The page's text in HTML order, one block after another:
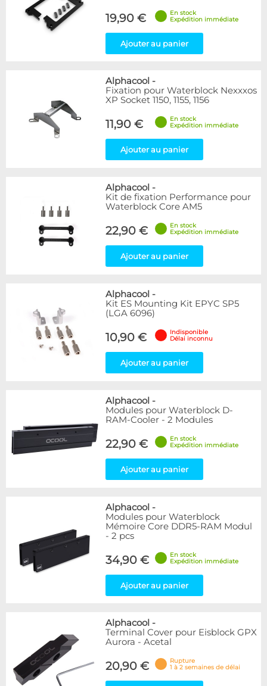
19,90 €
En stock
Expédition immédiate
Ajouter au panier
Alphacool -
Fixation pour Waterblock Nexxxos
XP Socket 1150, 1155, 1156
11,90 €
En stock
Expédition immédiate
Ajouter au panier
Alphacool -
Kit de fixation Performance pour
Waterblock Core AM5
22,90 €
En stock
Expédition immédiate
Ajouter au panier
Alphacool -
Kit ES Mounting Kit EPYC SP5
(LGA 6096)
10,90 €
Indisponible
Délai inconnu
Ajouter au panier
Alphacool -
Modules pour Waterblock D-
RAM-Cooler - 2 Modules
22,90 €
En stock
Expédition immédiate
Ajouter au panier
Alphacool -
Modules pour Waterblock
Mémoire Core DDR5-RAM Modul
- 2 pcs
34,90 €
En stock
Expédition immédiate
Ajouter au panier
Alphacool -
Terminal Cover pour Eisblock GPX
Aurora - Acetal
20,90 €
Rupture
1 à 2 semaines de délai